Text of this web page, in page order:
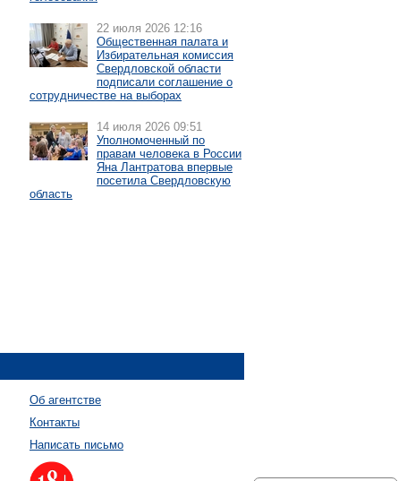
22 июля 2026 12:16
Общественная палата и
Избирательная комиссия
Свердловской области
подписали соглашение о
сотрудничестве на выборах
14 июля 2026 09:51
Уполномоченный по
правам человека в России
Яна Лантратова впервые
посетила Свердловскую
область
Об агентстве
Контакты
Написать письмо